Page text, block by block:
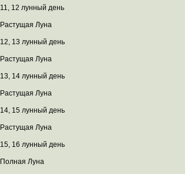
11, 12 лунный день
Растущая Луна
12, 13 лунный день
Растущая Луна
13, 14 лунный день
Растущая Луна
14, 15 лунный день
Растущая Луна
15, 16 лунный день
Полная Луна